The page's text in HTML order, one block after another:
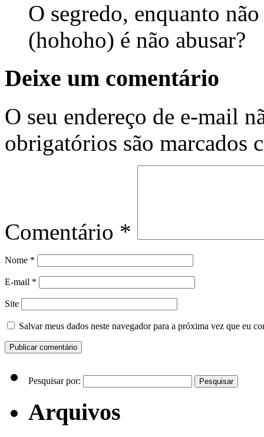
O segredo, enquanto
(hohoho) é não abusar?
Deixe um comentário
O seu endereço de e-mail
obrigatórios são marcados
Comentário *
Nome *
E-mail *
Site
Salvar meus dados neste navegador para a próxima vez que eu
Pesquisar por:
Arquivos